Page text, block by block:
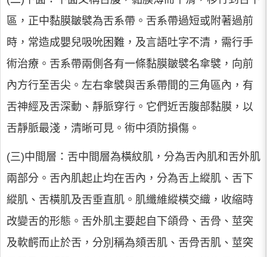
區，正中黏膜皺襞為舌系帶。舌系帶過短或附著過前
時，常造成嬰兒吸吮困難，及言語吐字不清，需行手
術治療。舌系帶兩側各有一條黏膜皺襞名傘襞，向前
內方行至舌尖。左右傘襞與舌系帶間的三角區內，有
舌神經及舌深動、靜脈穿行。它們近舌腹部黏膜，以
舌靜脈最淺，清晰可見。術中須防損傷。
(三)中間層：舌中間層為橫紋肌，分為舌內肌和舌外肌
兩部分。舌內肌起止均在舌內，分為舌上縱肌、舌下
縱肌、舌橫肌及舌垂直肌。肌纖維縱橫交織，收縮時
改變舌的形態。舌外肌主要起自下頜骨、舌骨、莖突
及軟齶而止於舌，分別稱為頦舌肌、舌骨舌肌、莖突